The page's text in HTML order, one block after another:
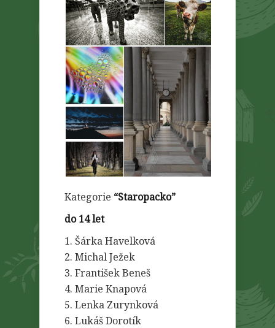
Kategorie “Staropacko”
do 14 let
1. Šárka Havelková
2. Michal Ježek
3. František Beneš
4. Marie Knapová
5. Lenka Zurynková
6. Lukáš Dorotík